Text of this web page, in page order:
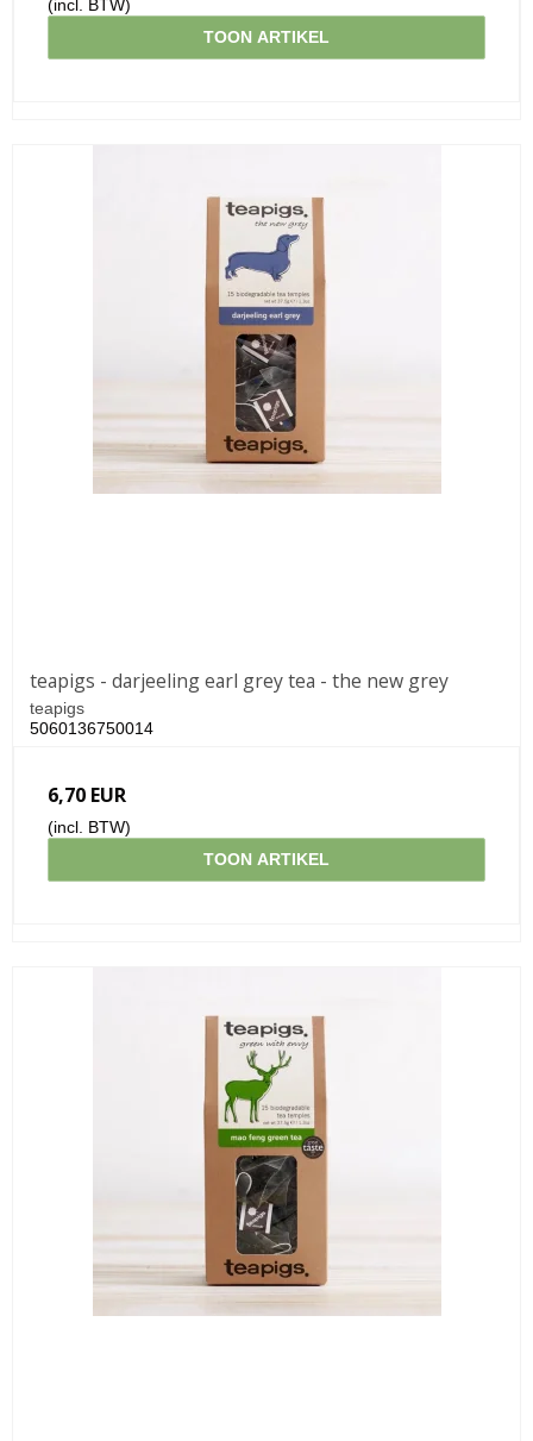
(incl. BTW)
TOON ARTIKEL
teapigs - darjeeling earl grey tea - the new grey
teapigs
5060136750014
6,70 EUR
(incl. BTW)
TOON ARTIKEL